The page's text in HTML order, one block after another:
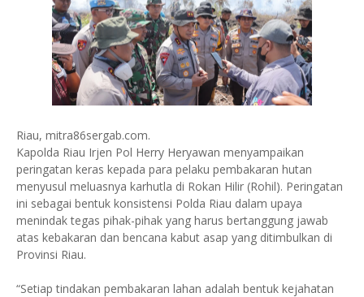
Riau, mitra86sergab.com.
Kapolda Riau Irjen Pol Herry Heryawan menyampaikan
peringatan keras kepada para pelaku pembakaran hutan
menyusul meluasnya karhutla di Rokan Hilir (Rohil). Peringatan
ini sebagai bentuk konsistensi Polda Riau dalam upaya
menindak tegas pihak-pihak yang harus bertanggung jawab
atas kebakaran dan bencana kabut asap yang ditimbulkan di
Provinsi Riau.
“Setiap tindakan pembakaran lahan adalah bentuk kejahatan